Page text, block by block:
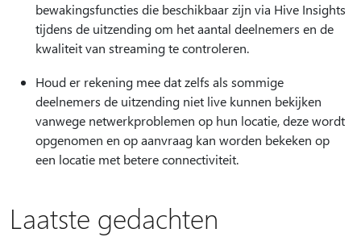
bewakingsfuncties die beschikbaar zijn via Hive Insights
tijdens de uitzending om het aantal deelnemers en de
kwaliteit van streaming te controleren.
Houd er rekening mee dat zelfs als sommige
deelnemers de uitzending niet live kunnen bekijken
vanwege netwerkproblemen op hun locatie, deze wordt
opgenomen en op aanvraag kan worden bekeken op
een locatie met betere connectiviteit.
Laatste gedachten